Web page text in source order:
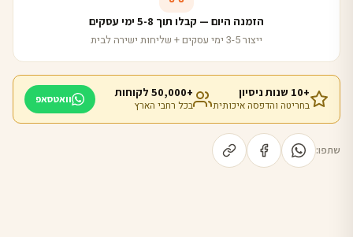
הזמנה היום — קבלו תוך 5-8 ימי עסקים
ייצור 3-5 ימי עסקים + שליחות ישירה לבית
+10 שנות ניסיון
בחריטה והדפסה איכותית
+50,000 לקוחות
בכל רחבי הארץ
וואטסאפ
שתפו: